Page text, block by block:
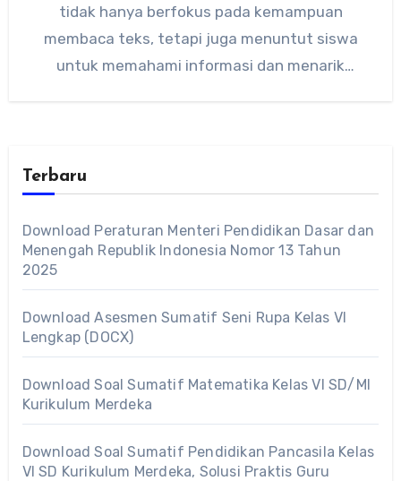
tidak hanya berfokus pada kemampuan
membaca teks, tetapi juga menuntut siswa
untuk memahami informasi dan menarik
Terbaru
Download Peraturan Menteri Pendidikan Dasar dan
Menengah Republik Indonesia Nomor 13 Tahun
2025
Download Asesmen Sumatif Seni Rupa Kelas VI
Lengkap (DOCX)
Download Soal Sumatif Matematika Kelas VI SD/MI
Kurikulum Merdeka
Download Soal Sumatif Pendidikan Pancasila Kelas
VI SD Kurikulum Merdeka, Solusi Praktis Guru